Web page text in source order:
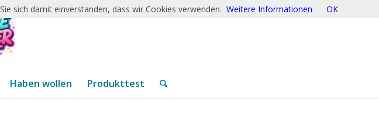
Haben wollen Produkttest
sich damit einverstanden, dass wir Cookies verwenden. Weitere Informationen OK